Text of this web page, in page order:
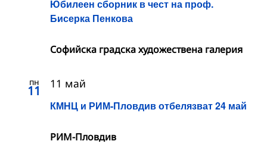
Юбилеен сборник в чест на проф.
Бисерка Пенкова
Софийска градска художествена галерия
пн
11
КМНЦ и РИМ-Пловдив отбелязват 24 май
11 май
РИМ-Пловдив